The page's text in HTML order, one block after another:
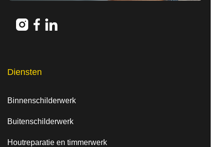
Diensten
Binnenschilderwerk
Buitenschilderwerk
Houtreparatie en timmerwerk